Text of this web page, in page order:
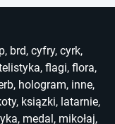
, brd, cyfry, cyrk,
, flagi, flora,
, hologram, inne,
, ksiązki, latarnie,
, medal, mikołaj,